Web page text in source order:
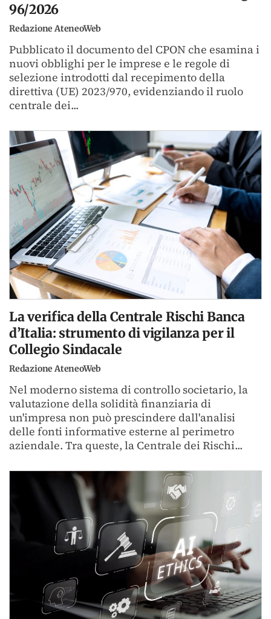
96/2026
Redazione AteneoWeb
Pubblicato il documento del CPON che esamina i
nuovi obblighi per le imprese e le regole di
selezione introdotti dal recepimento della
direttiva (UE) 2023/970, evidenziando il ruolo
centrale dei...
La verifica della Centrale Rischi Banca
d’Italia: strumento di vigilanza per il
Collegio Sindacale
Redazione AteneoWeb
Nel moderno sistema di controllo societario, la
valutazione della solidità finanziaria di
un'impresa non può prescindere dall'analisi
delle fonti informative esterne al perimetro
aziendale. Tra queste, la Centrale dei Rischi...